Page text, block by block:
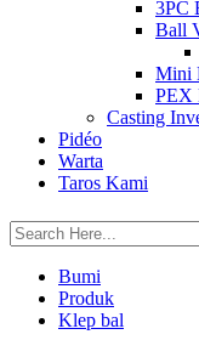
3PC
Ball
Mini
PEX
Casting
Pidéo
Warta
Taros Kami
Bumi
Produk
Klep bal